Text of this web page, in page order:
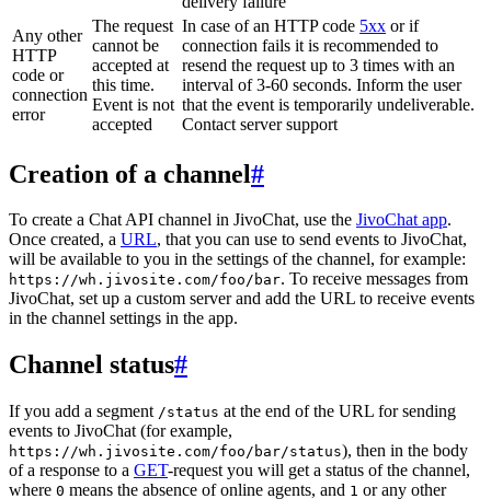
Any other
HTTP
code or
connection
error
The request
cannot be
accepted at
this time.
Event is not
accepted
In case of an HTTP code 5xx or if
connection fails it is recommended to
resend the request up to 3 times with an
interval of 3-60 seconds. Inform the user
that the event is temporarily undeliverable.
Contact server support
Creation of a channel#
To create a Chat API channel in JivoChat, use the JivoChat app.
Once created, a URL, that you can use to send events to JivoChat,
will be available to you in the settings of the channel, for example:
https://wh.jivosite.com/foo/bar. To receive messages from
JivoChat, set up a custom server and add the URL to receive events
in the channel settings in the app.
Channel status#
If you add a segment /status at the end of the URL for sending
events to JivoChat (for example,
https://wh.jivosite.com/foo/bar/status), then in the body
of a response to a GET-request you will get a status of the channel,
where 0 means the absence of online agents, and 1 or any other